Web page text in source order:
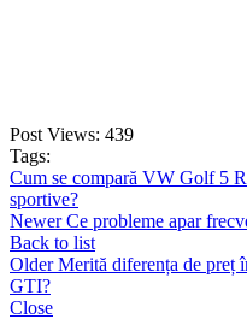
Post Views: 439
Tags:
Cum se compară VW Golf 5
sportive?
Newer Ce probleme apar
Back to list
Older Merită diferența de preț
GTI?
Close